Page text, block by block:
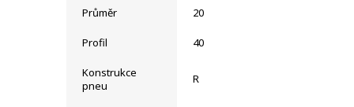
Průměr 20
Profil 40
Konstrukce
pneu
R